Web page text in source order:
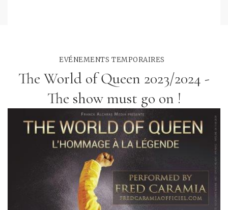
EVÉNEMENTS TEMPORAIRES
The World of Queen 2023/2024 -
The show must go on !